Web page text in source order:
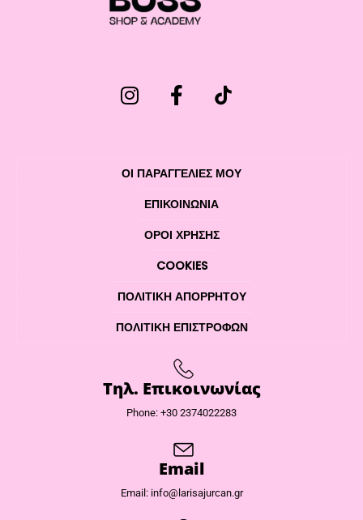
ΟΙ ΠΑΡΑΓΓΕΛΙΕΣ ΜΟΥ
ΕΠΙΚΟΙΝΩΝΊΑ
ΌΡΟΙ ΧΡΉΣΗΣ
COOKIES
ΠΟΛΙΤΙΚΉ ΑΠΟΡΡΉΤΟΥ
ΠΟΛΙΤΙΚΉ ΕΠΙΣΤΡΟΦΏΝ
Τηλ. Επικοινωνίας
Phone: +30 2374022283
Email
Email: info@larisajurcan.gr